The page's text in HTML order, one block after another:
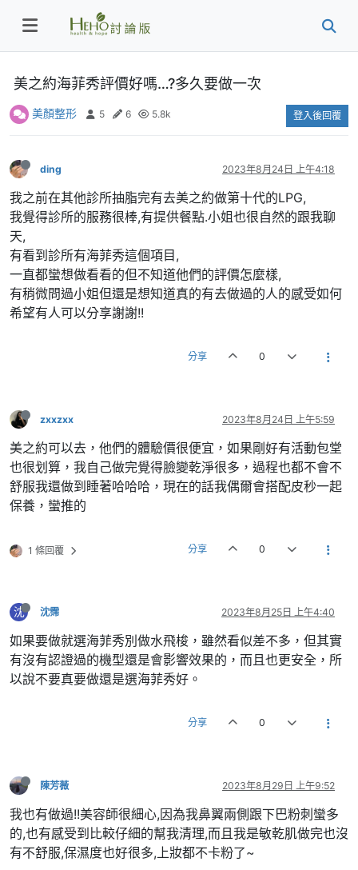
美之約海菲秀評價好嗎…?多久要做一次
美顏整形 5 6 5.8k 登入後回覆
ding 2023年8月24日 上午4:18
我之前在其他診所抽脂完有去美之約做第十代的LPG,
我覺得診所的服務很棒,有提供餐點.小姐也很自然的跟我聊
天,
有看到診所有海菲秀這個項目,
一直都蠻想做看看的但不知道他們的評價怎麼樣,
有稍微問過小姐但還是想知道真的有去做過的人的感受如何
希望有人可以分享謝謝!!
分享 0
zxxzxx 2023年8月24日 上午5:59
美之約可以去，他們的體驗價很便宜，如果剛好有活動包堂
也很划算，我自己做完覺得臉變乾淨很多，過程也都不會不
舒服我還做到睡著哈哈哈，現在的話我偶爾會搭配皮秒一起
保養，蠻推的
1 條回覆 分享 0
沈 沈霈 2023年8月25日 上午4:40
如果要做就選海菲秀別做水飛梭，雖然看似差不多，但其實
有沒有認證過的機型還是會影響效果的，而且也更安全，所
以說不要真要做還是選海菲秀好。
分享 0
陳芳薇 2023年8月29日 上午9:52
我也有做過!!美容師很細心,因為我鼻翼兩側跟下巴粉刺蠻多
的,也有感受到比較仔細的幫我清理,而且我是敏乾肌做完也沒
有不舒服,保濕度也好很多,上妝都不卡粉了~